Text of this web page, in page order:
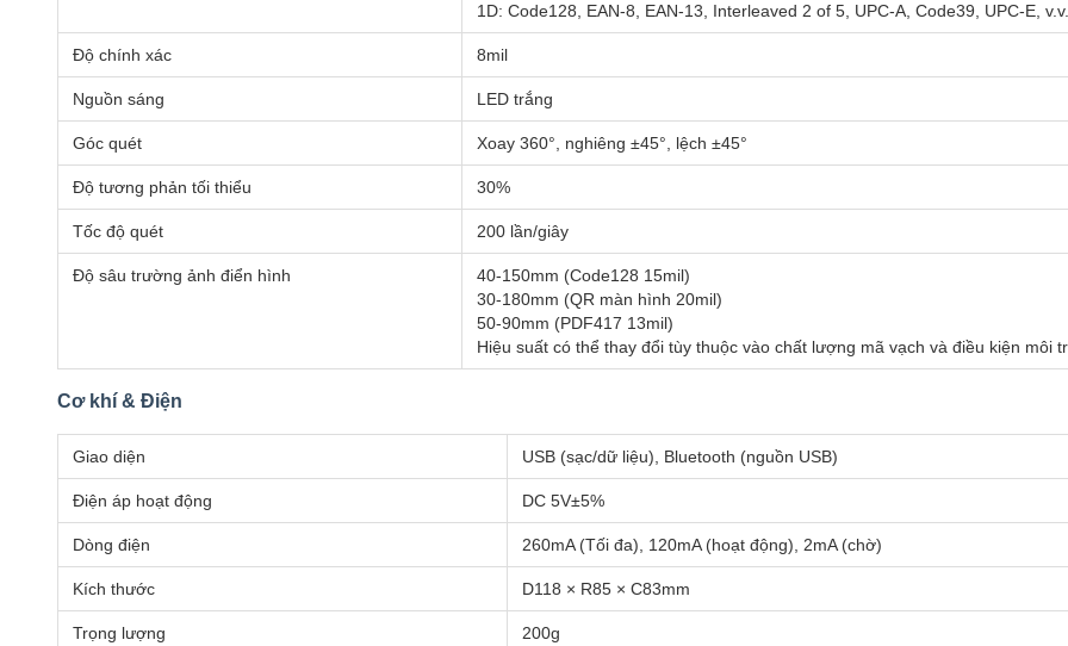
1D: Code128, EAN-8, EAN-13, Interleaved 2 of 5, UPC-A, Code39, UPC-E, v.v.
Độ chính xác 8mil
Nguồn sáng LED trắng
Góc quét Xoay 360°, nghiêng ±45°, lệch ±45°
Độ tương phản tối thiểu 30%
Tốc độ quét 200 lần/giây
Độ sâu trường ảnh điển hình
40-150mm (Code128 15mil)
30-180mm (QR màn hình 20mil)
50-90mm (PDF417 13mil)
Hiệu suất có thể thay đổi tùy thuộc vào chất lượng mã vạch và điều kiện môi
Cơ khí & Điện
Giao diện USB (sạc/dữ liệu), Bluetooth (nguồn USB)
Điện áp hoạt động DC 5V±5%
Dòng điện 260mA (Tối đa), 120mA (hoạt động), 2mA (chờ)
Kích thước D118 × R85 × C83mm
Trọng lượng 200g